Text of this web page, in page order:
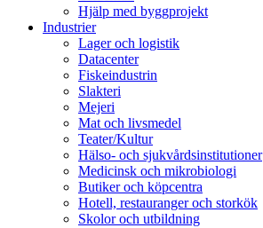
Hjälp med byggprojekt
Industrier
Lager och logistik
Datacenter
Fiskeindustrin
Slakteri
Mejeri
Mat och livsmedel
Teater/Kultur
Hälso- och sjukvårdsinstitutioner
Medicinsk och mikrobiologi
Butiker och köpcentra
Hotell, restauranger och storkök
Skolor och utbildning